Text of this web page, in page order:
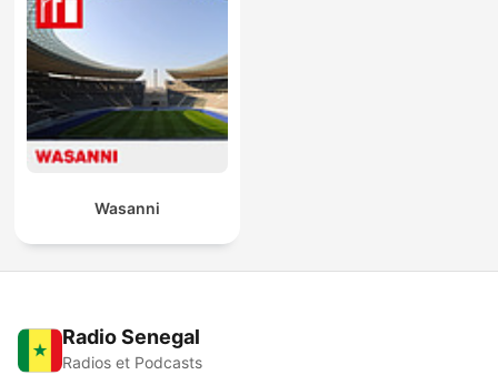
Wasanni
Radio Senegal
Radios et Podcasts